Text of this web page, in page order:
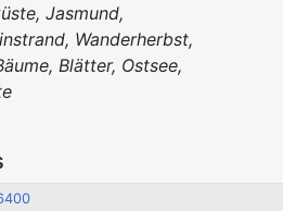
Jasmund,
Wanderherbst,
Blätter, Ostsee,